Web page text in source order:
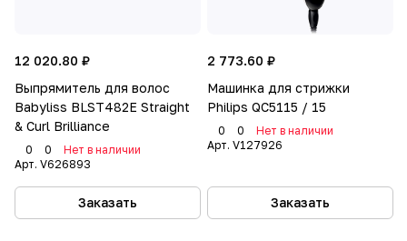
12 020.80 ₽
Выпрямитель для волос
Babyliss BLST482E Straight
& Curl Brilliance
0 0
Нет в наличии
Арт. V626893
Заказать
2 773.60 ₽
Машинка для стрижки
Philips QC5115 / 15
0 0
Нет в наличии
Арт. V127926
Заказать